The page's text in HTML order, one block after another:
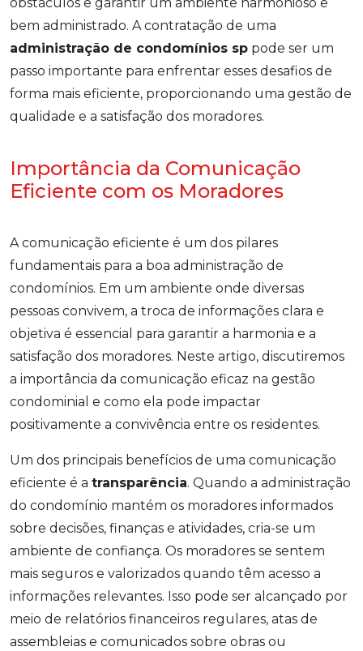
obstáculos e garantir um ambiente harmonioso e
bem administrado. A contratação de uma
administração de condomínios sp pode ser um
passo importante para enfrentar esses desafios de
forma mais eficiente, proporcionando uma gestão de
qualidade e a satisfação dos moradores.
Importância da Comunicação
Eficiente com os Moradores
A comunicação eficiente é um dos pilares
fundamentais para a boa administração de
condomínios. Em um ambiente onde diversas
pessoas convivem, a troca de informações clara e
objetiva é essencial para garantir a harmonia e a
satisfação dos moradores. Neste artigo, discutiremos
a importância da comunicação eficaz na gestão
condominial e como ela pode impactar
positivamente a convivência entre os residentes.
Um dos principais benefícios de uma comunicação
eficiente é a transparência. Quando a administração
do condomínio mantém os moradores informados
sobre decisões, finanças e atividades, cria-se um
ambiente de confiança. Os moradores se sentem
mais seguros e valorizados quando têm acesso a
informações relevantes. Isso pode ser alcançado por
meio de relatórios financeiros regulares, atas de
assembleias e comunicados sobre obras ou